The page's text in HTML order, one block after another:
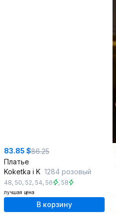
83.85 $86.25
Платье
Koketka i K 1284 розовый
48, 50, 52, 54, 56 , 58
лучшая цена
В корзину